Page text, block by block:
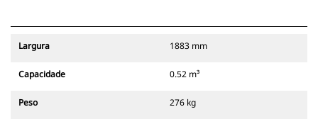
Largura 1883 mm
Capacidade 0.52 m³
Peso 276 kg